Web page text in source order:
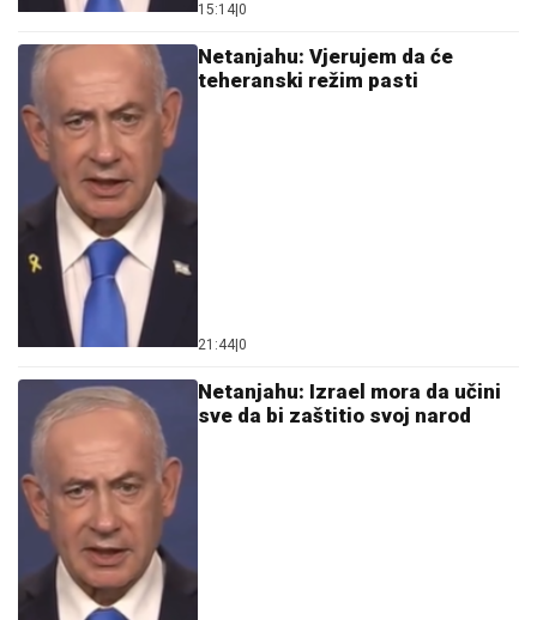
15:14 0
Netanjahu: Vjerujem da će
teheranski režim pasti
21:44 0
Netanjahu: Izrael mora da učini
sve da bi zaštitio svoj narod